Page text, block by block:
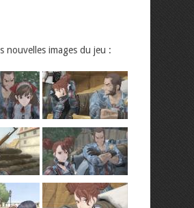
nouvelles images du jeu :